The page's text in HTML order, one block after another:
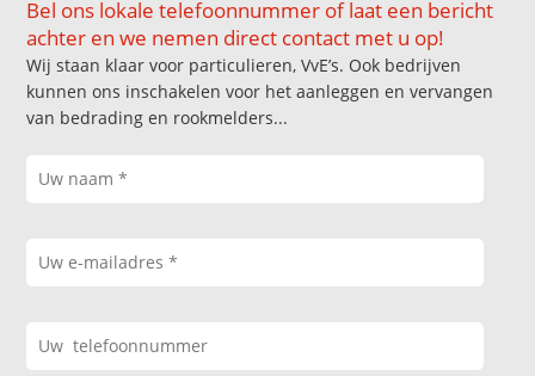
Bel ons lokale telefoonnummer of laat een bericht
achter en we nemen direct contact met u op!
Wij staan klaar voor particulieren, VvE’s. Ook bedrijven
kunnen ons inschakelen voor het aanleggen en vervangen
van bedrading en rookmelders...